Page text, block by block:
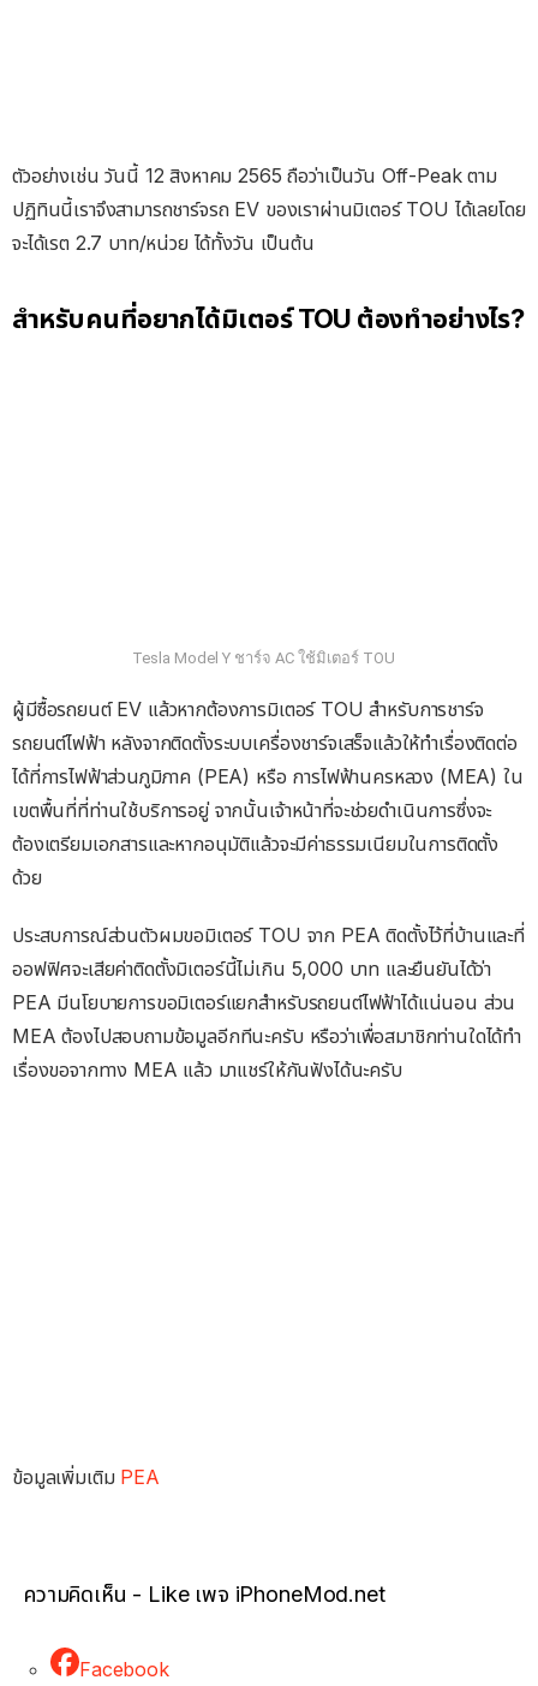
ตัวอย่างเช่น วันนี้ 12 สิงหาคม 2565 ถือว่าเป็นวัน Off-Peak ตาม
ปฏิทินนี้เราจึงสามารถชาร์จรถ EV ของเราผ่านมิเตอร์ TOU ได้เลยโดย
จะได้เรต 2.7 บาท/หน่วย ได้ทั้งวัน เป็นต้น
สำหรับคนที่อยากได้มิเตอร์ TOU ต้องทำอย่างไร?
Tesla Model Y ชาร์จ AC ใช้มิเตอร์ TOU
ผู้มีซื้อรถยนต์ EV แล้วหากต้องการมิเตอร์ TOU สำหรับการชาร์จ
รถยนต์ไฟฟ้า หลังจากติดตั้งระบบเครื่องชาร์จเสร็จแล้วให้ทำเรื่องติดต่อ
ได้ที่การไฟฟ้าส่วนภูมิภาค (PEA) หรือ การไฟฟ้านครหลวง (MEA) ใน
เขตพื้นที่ที่ท่านใช้บริการอยู่ จากนั้นเจ้าหน้าที่จะช่วยดำเนินการซึ่งจะ
ต้องเตรียมเอกสารและหากอนุมัติแล้วจะมีค่าธรรมเนียมในการติดตั้ง
ด้วย
ประสบการณ์ส่วนตัวผมขอมิเตอร์ TOU จาก PEA ติดตั้งไว้ที่บ้านและที่
ออฟฟิศจะเสียค่าติดตั้งมิเตอร์นี้ไม่เกิน 5,000 บาท และยืนยันได้ว่า
PEA มีนโยบายการขอมิเตอร์แยกสำหรับรถยนต์ไฟฟ้าได้แน่นอน ส่วน
MEA ต้องไปสอบถามข้อมูลอีกทีนะครับ หรือว่าเพื่อสมาชิกท่านใดได้ทำ
เรื่องขอจากทาง MEA แล้ว มาแชร์ให้กันฟังได้นะครับ
ข้อมูลเพิ่มเติม PEA
ความคิดเห็น - Like เพจ iPhoneMod.net
Facebook